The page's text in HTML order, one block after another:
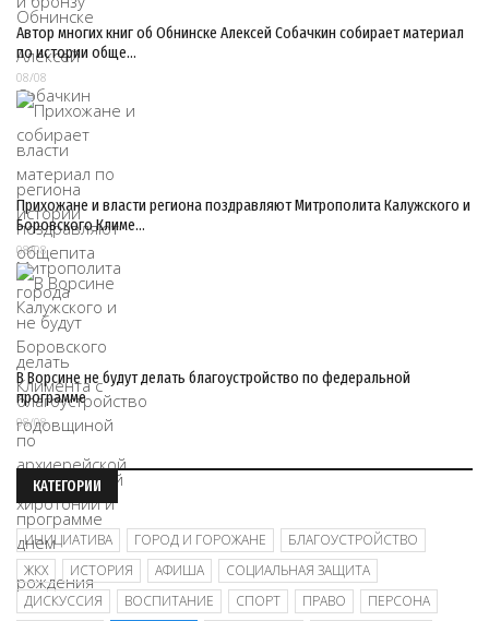
Автор многих книг об Обнинске Алексей Собачкин собирает материал
по истории обще…
08/08
Прихожане и власти региона поздравляют Митрополита Калужского и
Боровского Климе…
08/08
В Ворсине не будут делать благоустройство по федеральной
программе
08/08
КАТЕГОРИИ
ИНИЦИАТИВА ГОРОД И ГОРОЖАНЕ
БЛАГОУСТРОЙСТВО
ЖКХ
ИСТОРИЯ АФИША
СОЦИАЛЬНАЯ ЗАЩИТА
ДИСКУССИЯ
ВОСПИТАНИЕ СПОРТ ПРАВО
ПЕРСОНА